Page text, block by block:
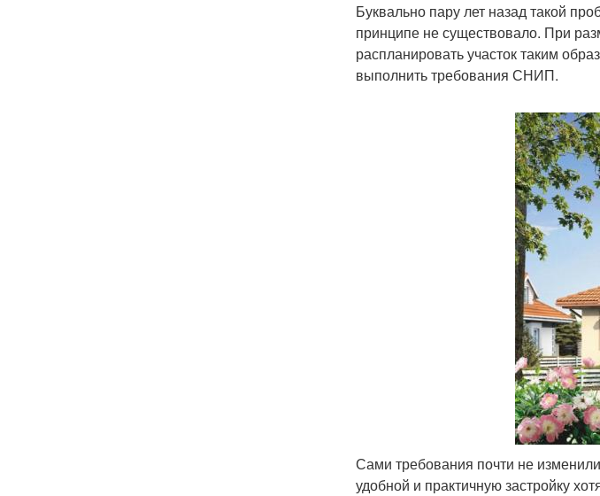
Буквально пару лет назад такой
принципе не существовало. При
распланировать участок таким
выполнить требования СНИП.
Сами требования почти не
удобной и практичную застройку